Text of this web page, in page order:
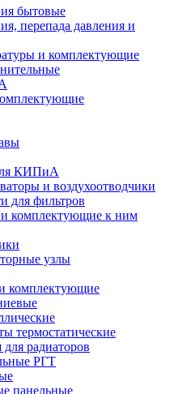
бытовые
перепада давления и
и комплектующие
КИПиА
и воздухоотводчики
для фильтров
комплектующие к ним
узлы
комплектующие
термостатические
радиаторов
РГТ
панельные